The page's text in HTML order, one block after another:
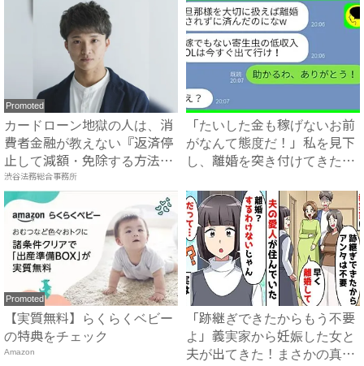
Promoted
カードローン地獄の人は、消
費者金融が教えない『返済停
止して減額・免除する方法』
で...
渋谷法務総合事務所
「たいした金も稼げないお前
がなんて態度だ！」私を見下
し、離婚を突き付けてきた夫
Promoted
【実質無料】らくらくベビー
の特典をチェック
Amazon
「跡継ぎできたからもう不要
よ」義実家から妊娠した女と
夫が出てきた！まさかの真相